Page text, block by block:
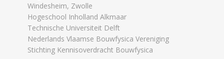
Windesheim, Zwolle
Hogeschool Inholland Alkmaar
Technische Universiteit Delft
Nederlands Vlaamse Bouwfysica Vereniging
Stichting Kennisoverdracht Bouwfysica